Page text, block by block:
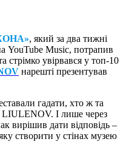
, який за два тижні
YouTube Music, потрапив
стрімко увірвався у топ-10
нарешті презентував
гадати, хто ж та
LIULENOV. І лише через
вирішив дати відповідь –
створити у стінах музею